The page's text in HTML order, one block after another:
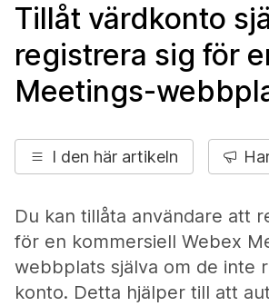
Tillåt värdkonto
registrera sig för
Meetings-
I den här artikeln
Du kan tillåta användare att
för en kommersiell Webex
webbplats själva om de inte
konto. Detta hjälper till att